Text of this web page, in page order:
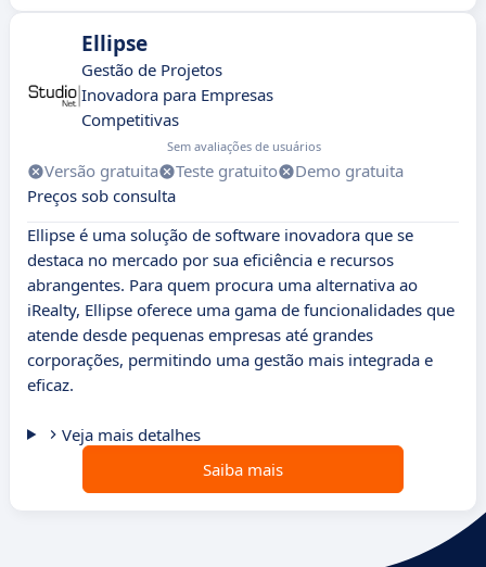
Ellipse
Gestão de Projetos
Inovadora para Empresas
Competitivas
Sem avaliações de usuários
Versão gratuita Teste gratuito
Demo gratuita
Preços sob consulta
Ellipse é uma solução de software inovadora que se
destaca no mercado por sua eficiência e recursos
abrangentes. Para quem procura uma alternativa ao
iRealty, Ellipse oferece uma gama de funcionalidades que
atende desde pequenas empresas até grandes
corporações, permitindo uma gestão mais integrada e
eficaz.
Veja mais detalhes
Saiba mais